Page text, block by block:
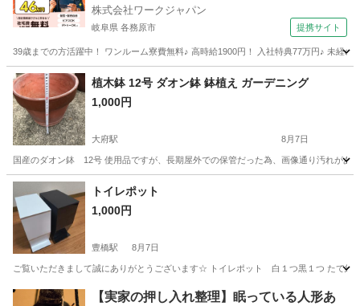
株式会社ワークジャパン
岐阜県 各務原市 提携サイト
39歳までの方活躍中！ ワンルーム寮費無料♪ 高時給1900円！ 入社特典77万円♪ 未経
岐阜 各務原市 その他
植木鉢 12号 ダオン鉢 鉢植え ガーデニング
1,000円
大府駅 8月7日
国産のダオン鉢 12号 使用品ですが、長期屋外での保管だった為、画像通り汚れがあ
愛知 大府市 大府駅 その他
トイレポット
1,000円
豊橋駅 8月7日
ご覧いただきまして誠にありがとうございます☆ トイレポット 白１つ黒１つ たて約
愛知 豊橋市 豊橋駅 家庭用品
【実家の押し入れ整理】眠っている人形あ